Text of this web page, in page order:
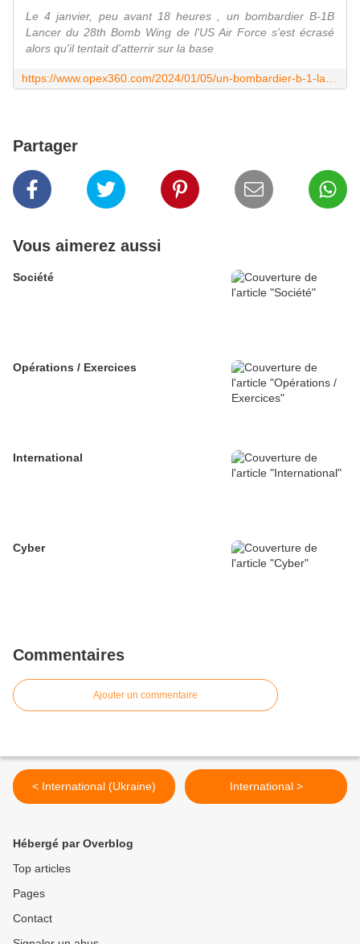
Le 4 janvier, peu avant 18 heures , un bombardier B-1B
Lancer du 28th Bomb Wing de l'US Air Force s'est écrasé
alors qu'il tentait d'atterrir sur la base
Partager
Vous aimerez aussi
Société
Opérations / Exercices
International
Cyber
Commentaires
Ajouter un commentaire
< International (Ukraine) International >
Hébergé par Overblog
Top articles
Pages
Contact